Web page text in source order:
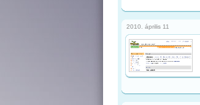
2010. április 11